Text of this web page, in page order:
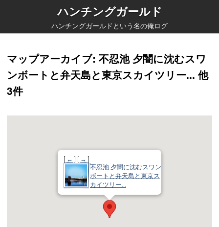
ハンチングガールド
ハンチングガールドという名の俺ログ
マップアーカイブ: 不忍池 夕闇に沈むスワ
ンボートと弁天島と東京スカイツリー... 他
3件
← →
不忍池 夕闇に沈むスワン
ボートと弁天島と東京ス
カイツリー...